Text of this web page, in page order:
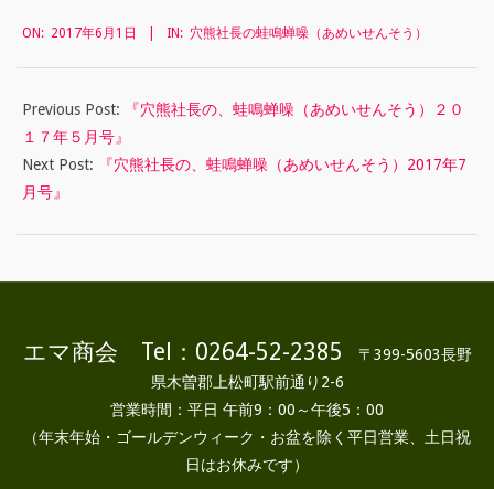
06-
01
ON: 2017年6月1日 IN: 穴熊社長の蛙鳴蝉噪（あめいせんそう）
Previous Post:
『穴熊社長の、蛙鳴蝉噪（あめいせんそう）２０
１７年５月号』
Next Post:
『穴熊社長の、蛙鳴蝉噪（あめいせんそう）2017年7
月号』
エマ商会 Tel：0264-52-2385 〒399-5603長野
県木曽郡上松町駅前通り2-6
営業時間：平日 午前9：00～午後5：00
（年末年始・ゴールデンウィーク・お盆を除く平日営業、土日祝
日はお休みです）